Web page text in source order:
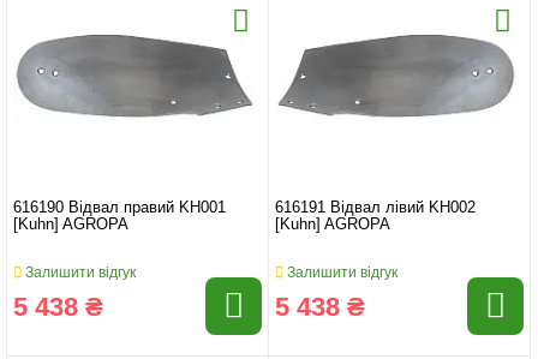
616190 Відвал правий KH001
[Kuhn] AGROPA
Залишити відгук
5 438 ₴
616191 Відвал лівий KH002
[Kuhn] AGROPA
Залишити відгук
5 438 ₴